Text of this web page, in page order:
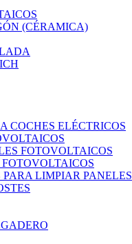
(CÉRAMICA)
COCHES ELÉCTRICOS
FOTOVOLTAICOS
PARA LIMPIAR PANELES